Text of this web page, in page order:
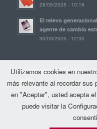
28/05/2025 - 10:19
El relevo
agente de cambio
30/03/2025 - 12:33
© Copyright, 2021. AVE |
(AVE)
Utilizamos cookies en
más relevante al recordar
en "Aceptar", usted acepta
puede visitar la